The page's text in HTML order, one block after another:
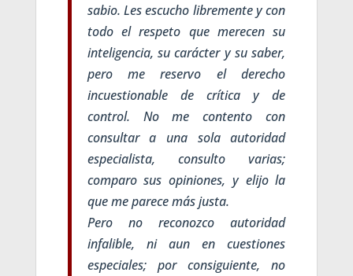
sabio. Les escucho libremente y con
todo el respeto que merecen su
inteligencia, su carácter y su saber,
pero me reservo el derecho
incuestionable de crítica y de
control. No me contento con
consultar a una sola autoridad
especialista, consulto varias;
comparo sus opiniones, y elijo la
que me parece más justa.
Pero no reconozco autoridad
infalible, ni aun en cuestiones
especiales; por consiguiente, no